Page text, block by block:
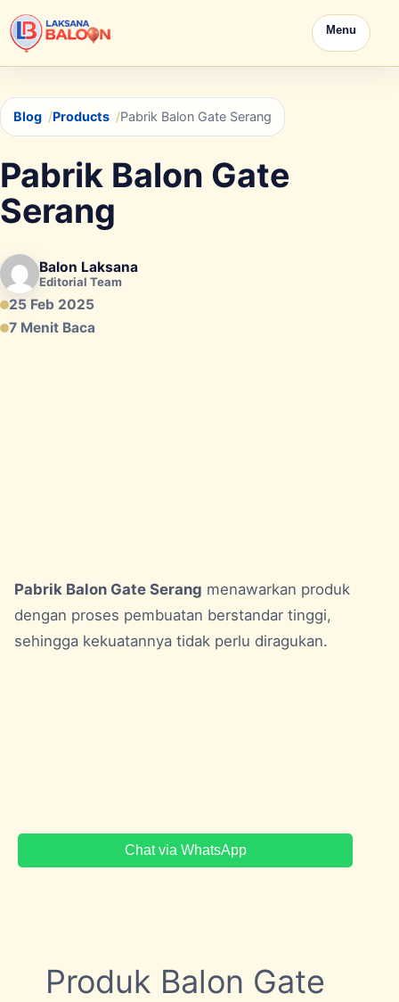
Menu
Blog Products Pabrik Balon Gate Serang
Pabrik Balon Gate
Serang
Balon Laksana
Editorial Team
25 Feb 2025
7 Menit Baca
Pabrik Balon Gate Serang menawarkan produk
dengan proses pembuatan berstandar tinggi,
sehingga kekuatannya tidak perlu diragukan.
Chat via WhatsApp
Produk Balon Gate